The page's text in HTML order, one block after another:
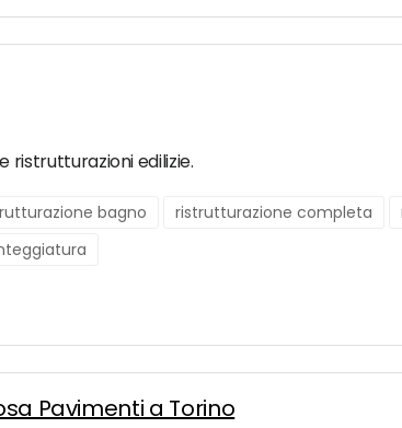
ristrutturazioni edilizie.
bagno ristrutturazione completa
Pavimenti a Torino